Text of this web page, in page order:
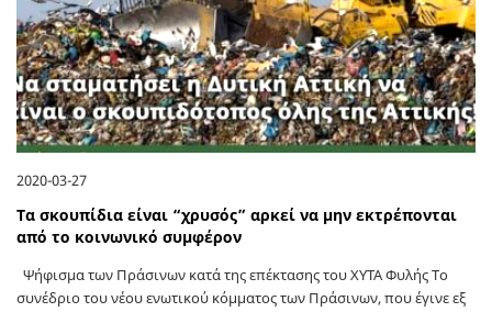
2020-03-27
Τα σκουπίδια είναι “χρυσός” αρκεί να μην εκτρέπονται
από το κοινωνικό συμφέρον
Ψήφισμα των Πράσινων κατά της επέκτασης του ΧΥΤΑ Φυλής Το
συνέδριο του νέου ενωτικού κόμματος των Πράσινων, που έγινε εξ